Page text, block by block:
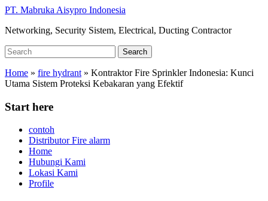
Skip
main
PT. Mabruka Aisypro Indonesia
Networking, Security Sistem, Electrical, Ducting Contractor
Search
for:
Search
Home » fire hydrant » Kontraktor Fire Sprinkler Indonesia: Kunci
Utama Sistem Proteksi Kebakaran yang Efektif
Start here
contoh
Distributor Fire alarm
Home
Hubungi Kami
Lokasi Kami
Profile